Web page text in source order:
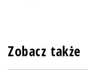
Zobacz także